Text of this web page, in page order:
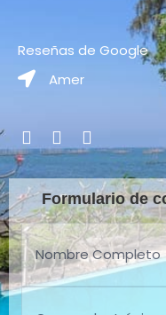
Reseñas de Google
Amer
Formulario de